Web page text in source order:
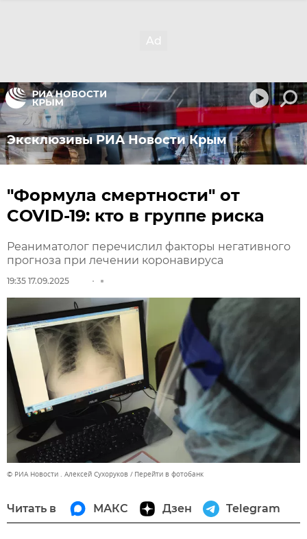
Эксклюзивы РИА Новости Крым
"Формула смертности" от
COVID-19: кто в группе риска
Реаниматолог перечислил факторы негативного
прогноза при лечении коронавируса
19:35 17.09.2025
© РИА Новости . Алексей Сухоруков Перейти в фотобанк
Читать в МАКС Дзен Telegram